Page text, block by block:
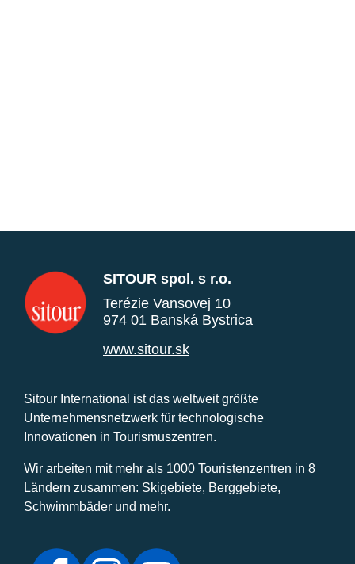
SITOUR spol. s r.o.
Terézie Vansovej 10
974 01 Banská Bystrica
www.sitour.sk
Sitour International ist das weltweit größte
Unternehmensnetzwerk für technologische
Innovationen in Tourismuszentren.
Wir arbeiten mit mehr als 1000 Touristenzentren in 8
Ländern zusammen: Skigebiete, Berggebiete,
Schwimmbäder und mehr.